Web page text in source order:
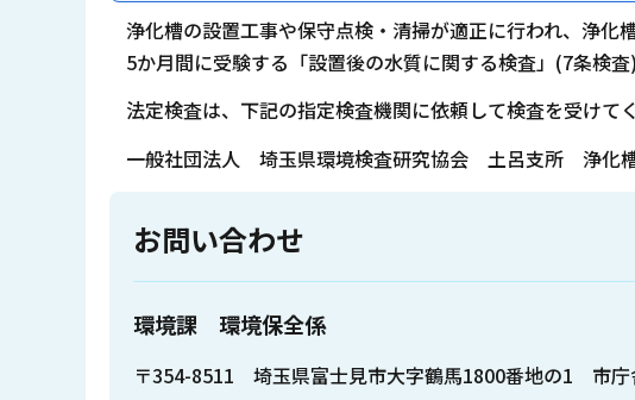
浄化槽の設置工事や保守点検・清掃が適正に行われ、浄
5か月間に受験する「設置後の水質に関する検査」(7条検
法定検査は、下記の指定検査機関に依頼して検査を受けて
一般社団法人 埼玉県環境検査研究協会 土呂支所 浄化
お問い合わせ
環境課 環境保全係
〒354-8511 埼玉県富士見市大字鶴馬1800番地の1 市庁